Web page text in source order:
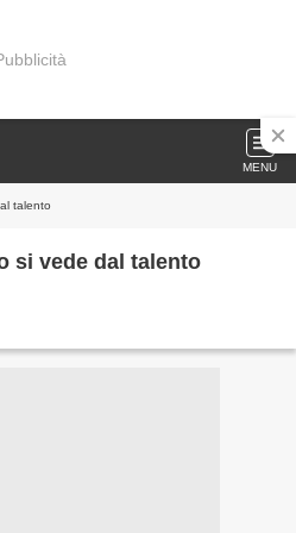
MENU
talento
si vede dal talento